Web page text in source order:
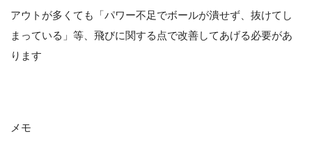
アウトが多くても「パワー不足でボールが潰せず、抜けてし
まっている」等、飛びに関する点で改善してあげる必要があ
ります
メモ